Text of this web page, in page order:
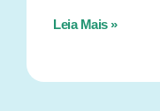
Leia Mais »